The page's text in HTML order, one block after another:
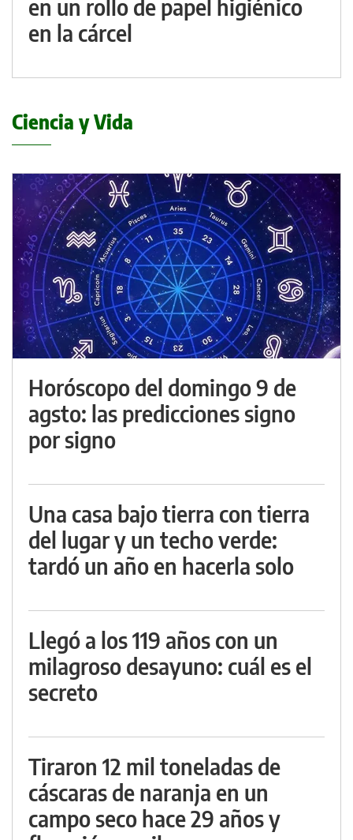
en un rollo de papel higiénico
en la cárcel
Ciencia y Vida
Horóscopo del domingo 9 de
agsto: las predicciones signo
por signo
Una casa bajo tierra con tierra
del lugar y un techo verde:
tardó un año en hacerla solo
Llegó a los 119 años con un
milagroso desayuno: cuál es el
secreto
Tiraron 12 mil toneladas de
cáscaras de naranja en un
campo seco hace 29 años y